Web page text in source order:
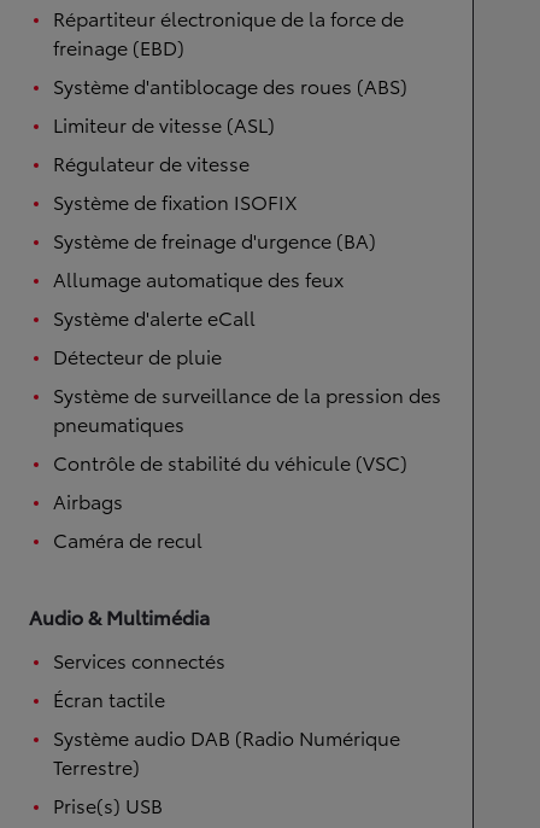
Répartiteur électronique de la force de
freinage (EBD)
Système d'antiblocage des roues (ABS)
Limiteur de vitesse (ASL)
Régulateur de vitesse
Système de fixation ISOFIX
Système de freinage d'urgence (BA)
Allumage automatique des feux
Système d'alerte eCall
Détecteur de pluie
Système de surveillance de la pression des
pneumatiques
Contrôle de stabilité du véhicule (VSC)
Airbags
Caméra de recul
Audio & Multimédia
Services connectés
Écran tactile
Système audio DAB (Radio Numérique
Terrestre)
Prise(s) USB